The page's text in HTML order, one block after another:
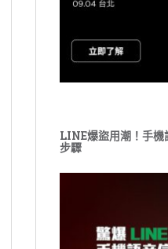
LINE爆盜用潮！手機
步驟